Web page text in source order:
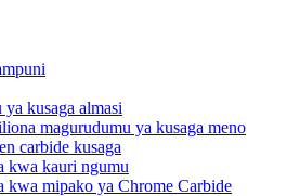
kusaga almasi
magurudumu ya kusaga meno
carbide kusaga
kwa kauri ngumu
kwa mipako ya Chrome Carbide